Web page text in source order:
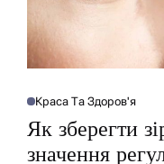
О
У
Л
Краса Та Здоров'я
Як зберегти
значення